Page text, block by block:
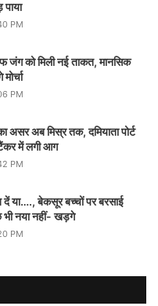
PM
जंग को मिली नई ताकत, मानसिक
PM
असर अब मिस्र तक, दमियाता पोर्ट
में लगी आग
PM
दें या…., बेकसूर बच्चों पर बरसाई
भी नया नहीं- खड़गे
PM